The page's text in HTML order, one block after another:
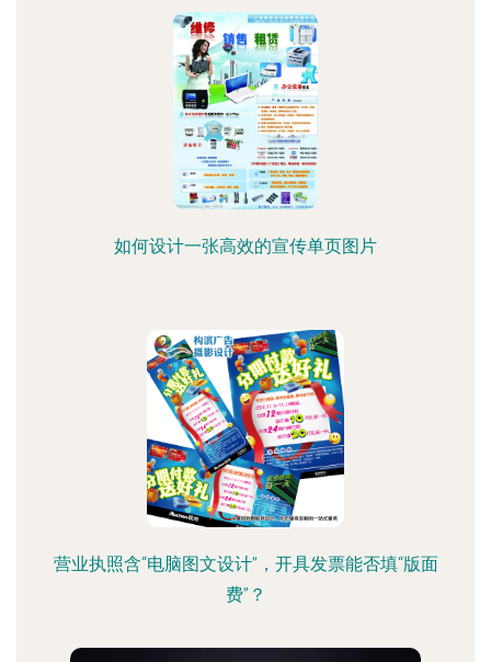
如何设计一张高效的宣传单页图片
营业执照含“电脑图文设计”，开具发票能否填“版面
费”？